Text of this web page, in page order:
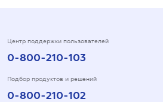
Центр поддержки пользователей
0-800-210-103
Подбор продуктов и решений
0-800-210-102